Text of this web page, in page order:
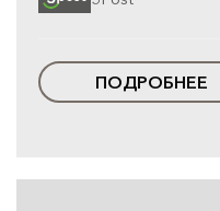
ПОДРОБНЕЕ